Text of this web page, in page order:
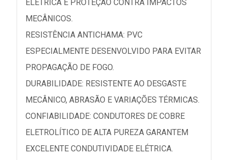
ELÉTRICA E PROTEÇÃO CONTRA IMPACTOS
MECÂNICOS.
RESISTÊNCIA ANTICHAMA: PVC
ESPECIALMENTE DESENVOLVIDO PARA EVITAR
PROPAGAÇÃO DE FOGO.
DURABILIDADE: RESISTENTE AO DESGASTE
MECÂNICO, ABRASÃO E VARIAÇÕES TÉRMICAS.
CONFIABILIDADE: CONDUTORES DE COBRE
ELETROLÍTICO DE ALTA PUREZA GARANTEM
EXCELENTE CONDUTIVIDADE ELÉTRICA.